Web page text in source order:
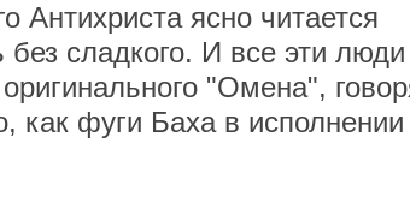
Антихриста ясно читается
сладкого. И все эти люди
"Омена",
как фуги Баха в исполнении